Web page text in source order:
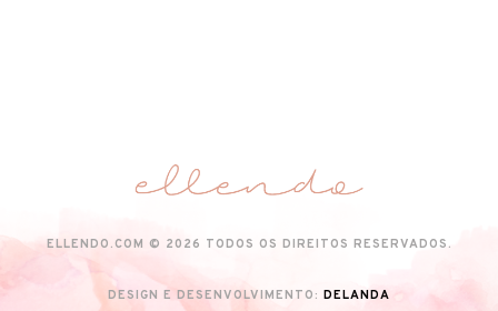
ELLENDO.COM © 2026 TODOS OS DIREITOS RESERVADOS.
DESIGN E DESENVOLVIMENTO: DELANDA